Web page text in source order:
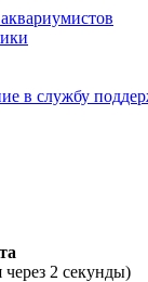
2 секунды)